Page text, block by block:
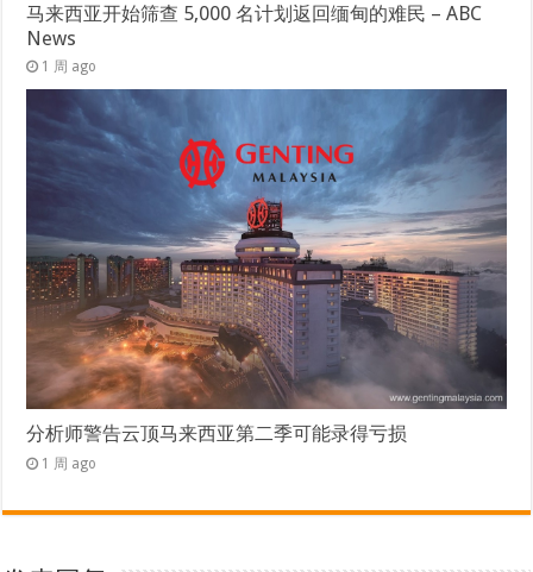
马来西亚开始筛查 5,000 名计划返回缅甸的难民 – ABC
News
1 周 ago
分析师警告云顶马来西亚第二季可能录得亏损
1 周 ago